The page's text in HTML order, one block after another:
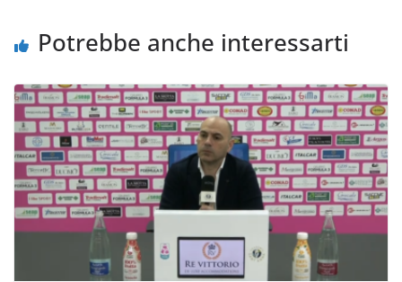
Potrebbe anche interessarti